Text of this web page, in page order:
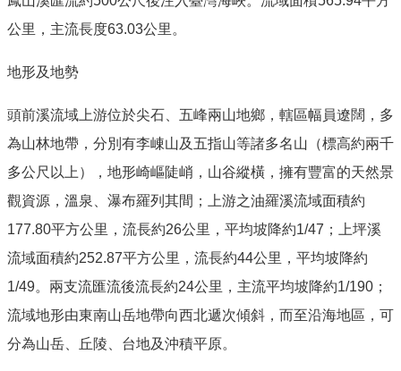
公里，主流長度63.03公里。
地形及地勢
頭前溪流域上游位於尖石、五峰兩山地鄉，轄區幅員遼闊，多
為山林地帶，分別有李崠山及五指山等諸多名山（標高約兩千
多公尺以上），地形崎嶇陡峭，山谷縱橫，擁有豐富的天然景
觀資源，溫泉、瀑布羅列其間；上游之油羅溪流域面積約
177.80平方公里，流長約26公里，平均坡降約1/47；上坪溪
流域面積約252.87平方公里，流長約44公里，平均坡降約
1/49。兩支流匯流後流長約24公里，主流平均坡降約1/190；
流域地形由東南山岳地帶向西北遞次傾斜，而至沿海地區，可
分為山岳、丘陵、台地及沖積平原。